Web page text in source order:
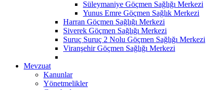
Süleymaniye Göçmen Sağlığı Merkezi
Yunus Emre Göçmen Sağlık Merkezi
Harran Göçmen Sağlığı Merkezi
Siverek Göçmen Sağlığı Merkezi
Suruç Suruç 2 Nolu Göçmen Sağlığı Merkezi
Viranşehir Göçmen Sağlığı Merkezi
Mevzuat
Kanunlar
Yönetmelikler